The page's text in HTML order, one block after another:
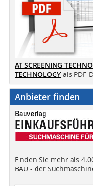
AT SCREENING
TECHNOLOGY als PDF-
Anbieter finden
Finden Sie mehr als
BAU - der